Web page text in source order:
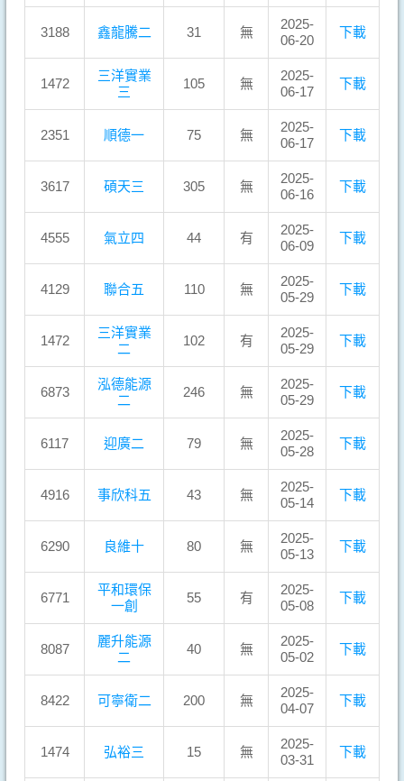
3188 鑫龍騰二 31 無
2025-
06-20
下載
1472
三洋實業
三
105 無
2025-
06-17
下載
2351 順德一 75 無
2025-
06-17
下載
3617 碩天三 305 無
2025-
06-16
下載
4555 氣立四 44 有
2025-
06-09
下載
4129 聯合五 110 無
2025-
05-29
下載
1472
三洋實業
二
102 有
2025-
05-29
下載
6873
泓德能源
二
246 無
2025-
05-29
下載
6117 迎廣二 79 無
2025-
05-28
下載
4916 事欣科五 43 無
2025-
05-14
下載
6290 良維十 80 無
2025-
05-13
下載
6771
平和環保
一創
55 有
2025-
05-08
下載
8087
麗升能源
二
40 無
2025-
05-02
下載
8422 可寧衛二 200 無
2025-
04-07
下載
1474 弘裕三 15 無
2025-
03-31
下載